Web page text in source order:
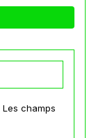
Les champs